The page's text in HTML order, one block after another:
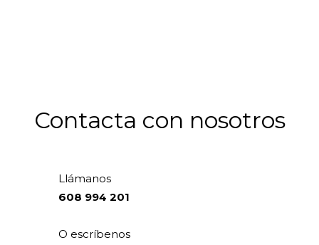
Contacta con nosotros
Llámanos
608 994 201
O escríbenos